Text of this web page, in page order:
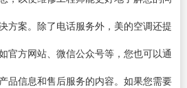
方案。除了电话服务外，美的空调还提
官方网站、微信公众号等，您也可以通
品信息和售后服务的内容。如果您需要